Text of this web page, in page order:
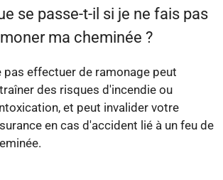
se passe-t-il si je ne fais pas
ma cheminée ?
pas effectuer de ramonage peut
des risques d'incendie ou
et peut invalider votre
en cas d'accident lié à un feu de